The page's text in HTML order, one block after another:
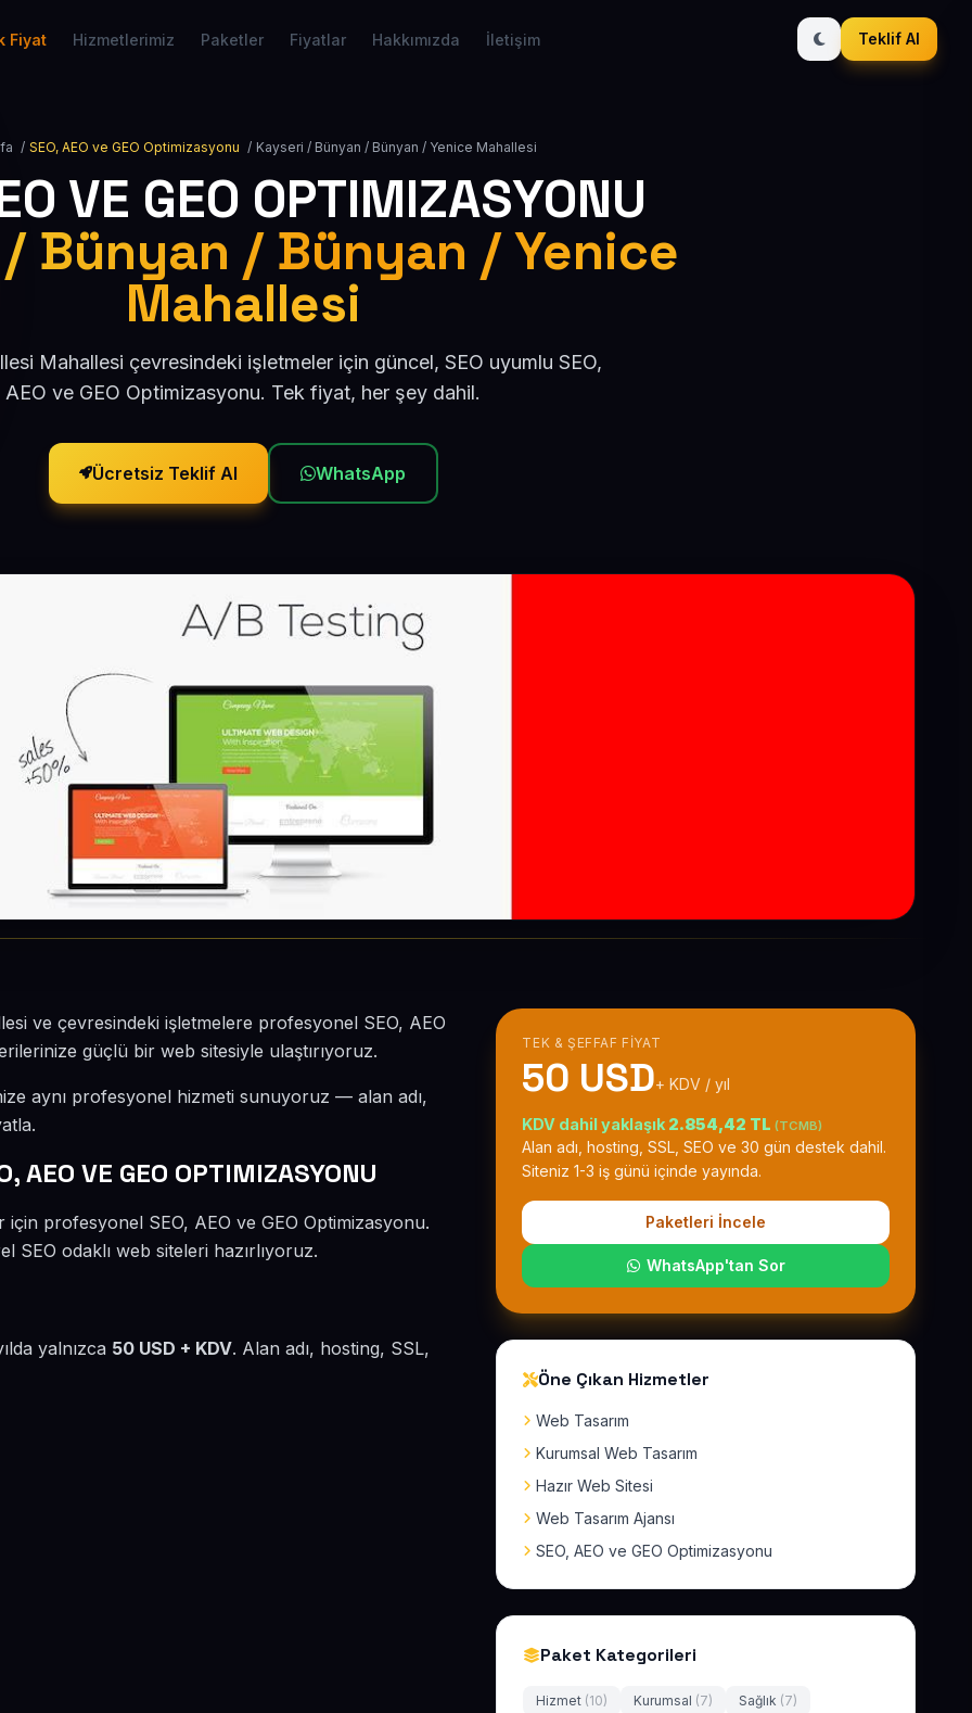
Fiyat Hizmetlerimiz Paketler Fiyatlar Hakkımızda İletişim Teklif Al
/ SEO, AEO ve GEO Optimizasyonu / Kayseri / Bünyan / Bünyan / Yenice Mahallesi
VE GEO OPTIMIZASYONU
Bünyan / Bünyan / Yenice
Mahallesi
Mahallesi çevresindeki işletmeler için güncel, SEO uyumlu SEO,
AEO ve GEO Optimizasyonu. Tek fiyat, her şey dahil.
Ücretsiz Teklif Al WhatsApp
ve çevresindeki işletmelere profesyonel SEO, AEO
güçlü bir web sitesiyle ulaştırıyoruz.
aynı profesyonel hizmeti sunuyoruz — alan adı,
AEO VE GEO OPTIMIZASYONU
profesyonel SEO, AEO ve GEO Optimizasyonu.
SEO odaklı web siteleri hazırlıyoruz.
yalnızca 50 USD + KDV. Alan adı, hosting, SSL,
TEK & ŞEFFAF FIYAT
50 USD+ KDV / yıl
KDV dahil yaklaşık 2.854,42 TL (TCMB)
Alan adı, hosting, SSL, SEO ve 30 gün destek dahil.
Siteniz 1-3 iş günü içinde yayında.
Paketleri İncele
WhatsApp'tan Sor
Öne Çıkan Hizmetler
Web Tasarım
Kurumsal Web Tasarım
Hazır Web Sitesi
Web Tasarım Ajansı
SEO, AEO ve GEO Optimizasyonu
Paket Kategorileri
Hizmet (10) Kurumsal (7) Sağlık (7)